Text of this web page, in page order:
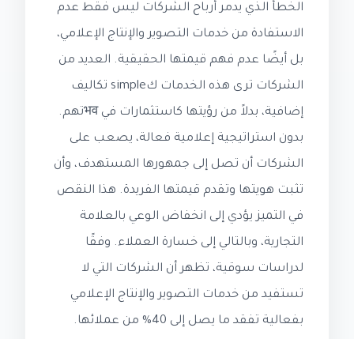
الخطأ الذي يدمر أرباح الشركات ليس فقط عدم
الاستفادة من خدمات التصوير والإنتاج الإعلامي،
بل أيضًا عدم فهم قيمتها الحقيقية. العديد من
الشركات ترى هذه الخدمات كsimple تكاليف
إضافية، بدلاً من رؤيتها كاستثمارات في भवتهم.
بدون استراتيجية إعلامية فعالة، يصعب على
الشركات أن تصل إلى جمهورها المستهدف، وأن
تثبت هويتها وتقدم قيمتها الفريدة. هذا النقص
في التميز يؤدي إلى انخفاض الوعي بالعلامة
التجارية، وبالتالي إلى خسارة العملاء. وفقًا
لدراسات سوقية، تظهر أن الشركات التي لا
تستفيد من خدمات التصوير والإنتاج الإعلامي
بفعالية تفقد ما يصل إلى 40% من عملائها.